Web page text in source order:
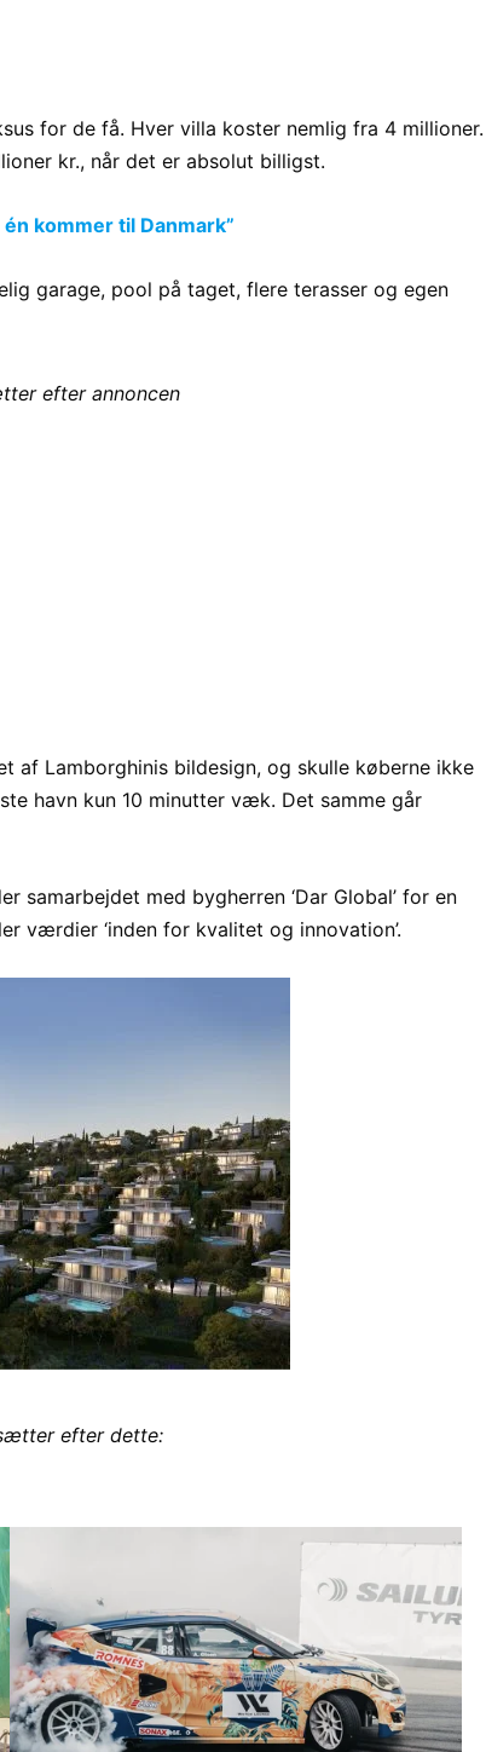
for de få. Hver villa koster nemlig fra 4 millioner.
kr., når det er absolut billigst.
kommer til Danmark”
garage, pool på taget, flere terasser og egen
efter annoncen
Lamborghinis bildesign, og skulle køberne ikke
havn kun 10 minutter væk. Det samme går
samarbejdet med bygherren ‘Dar Global’ for en
værdier ‘inden for kvalitet og innovation’.
efter dette: